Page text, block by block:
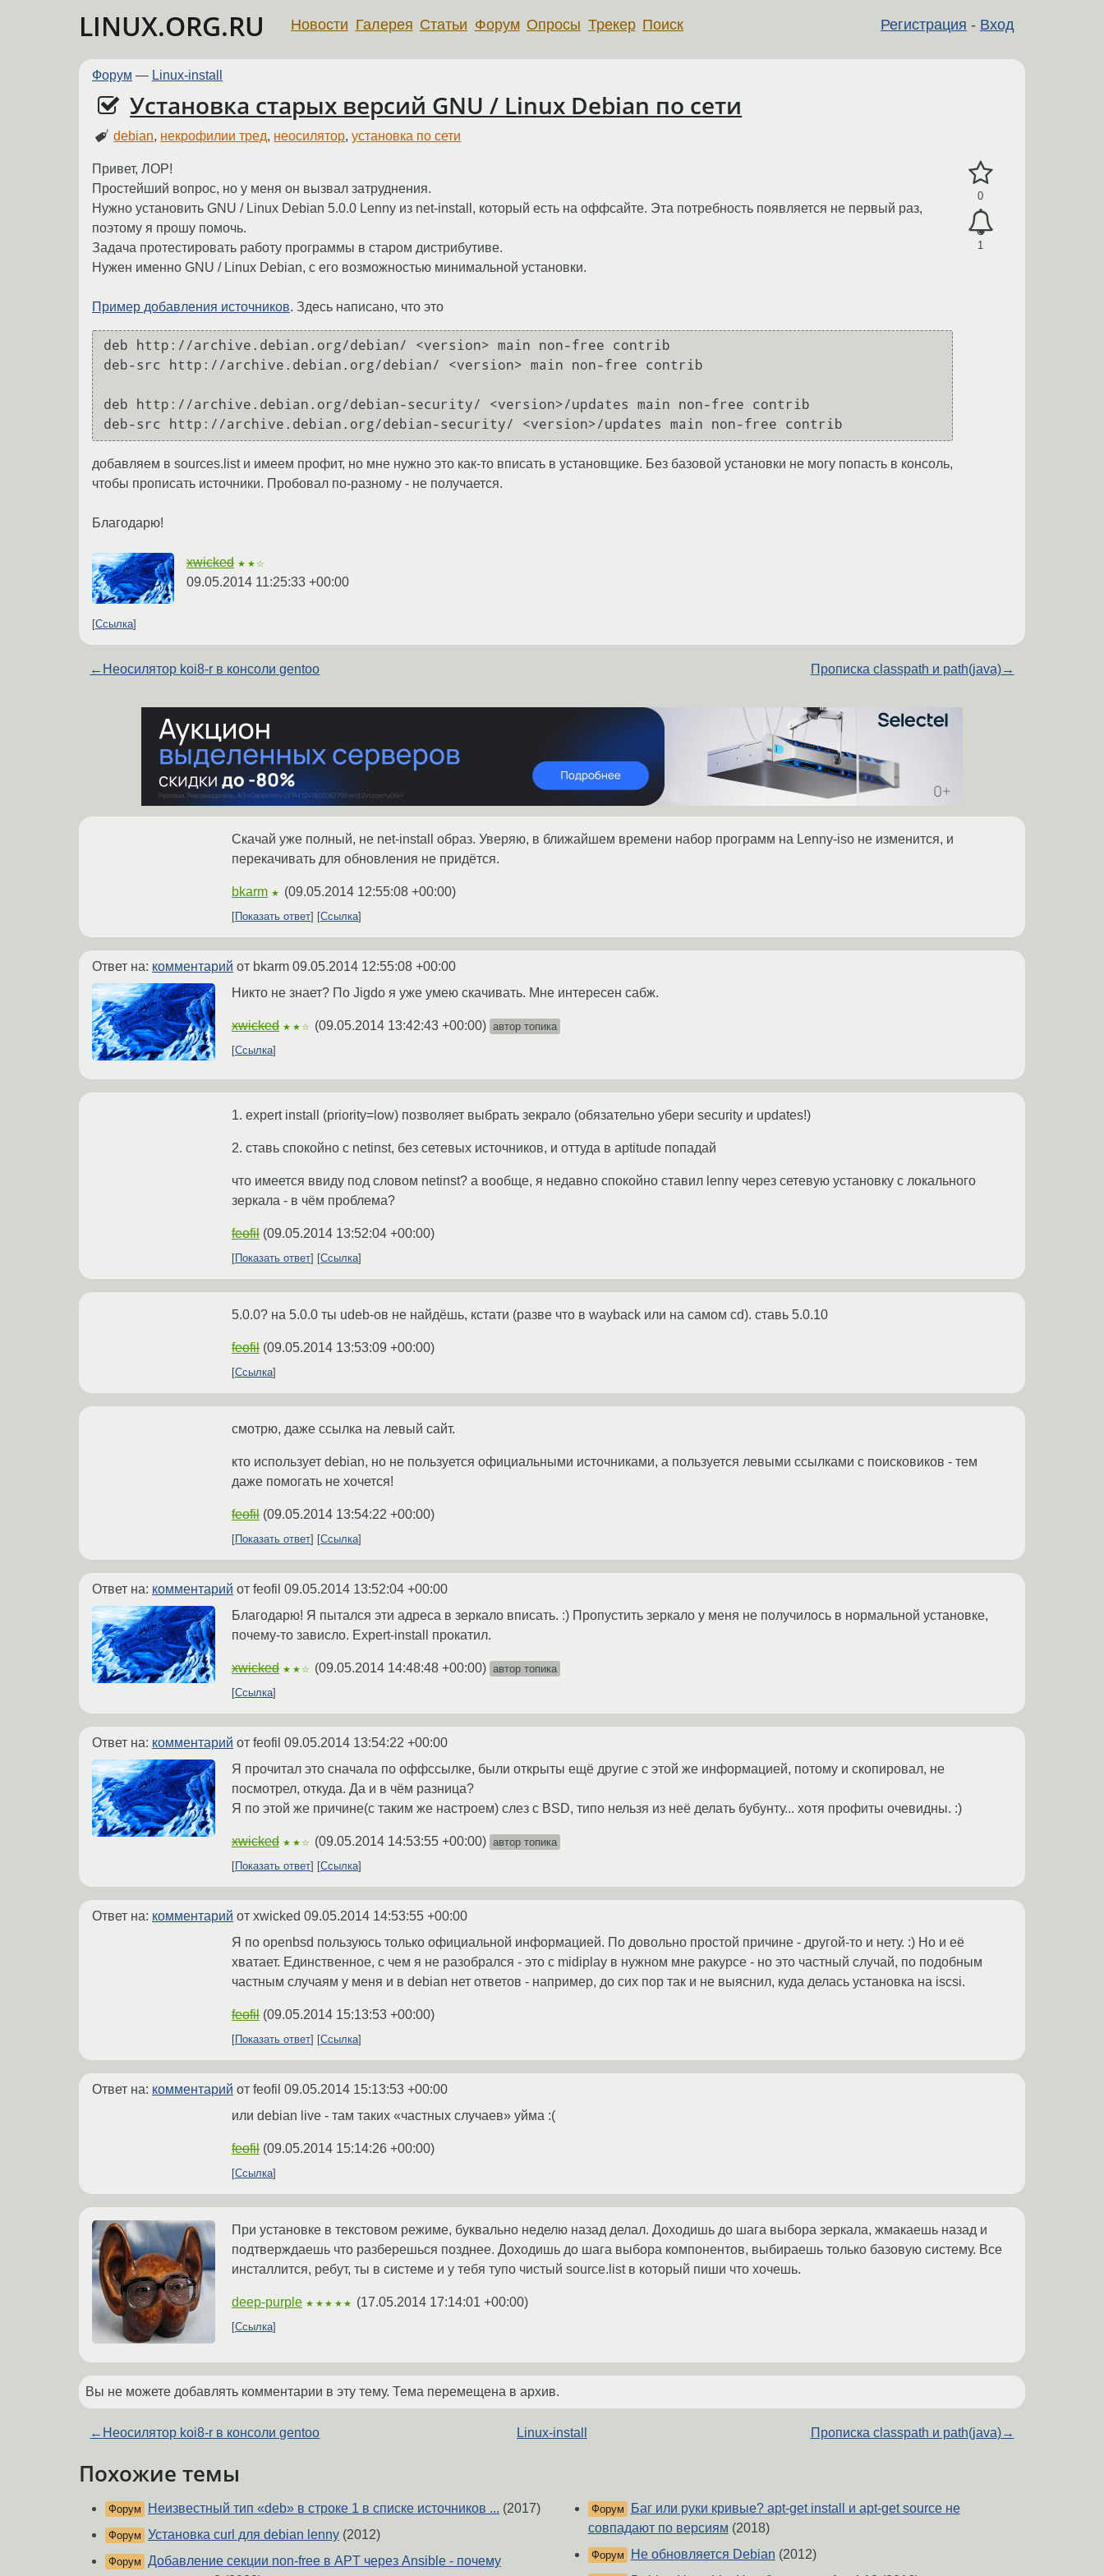
LINUX.ORG.RU Регистрация - Вход
Новости Галерея Статьи Форум Опросы Трекер Поиск
Форум — Linux-install
Установка старых версий GNU / Linux Debian по сети
debian, некрофилии тред, неосилятор,установка по сети
0
1
Привет, ЛОР!
Простейший вопрос, но у меня он вызвал затруднения.
Нужно установить GNU / Linux Debian 5.0.0 Lenny из net-install, который есть на оффсайте. Эта потребность появляется не первый раз,
поэтому я прошу помочь.
Задача протестировать работу программы в старом дистрибутиве.
Нужен именно GNU / Linux Debian, с его возможностью минимальной установки.
Пример добавления источников. Здесь написано, что это
deb http://archive.debian.org/debian/ <version> main non-free contrib
deb-src http://archive.debian.org/debian/ <version> main non-free contrib
deb http://archive.debian.org/debian-security/ <version>/updates main non-free contrib
deb-src http://archive.debian.org/debian-security/ <version>/updates main non-free contrib
добавляем в sources.list и имеем профит, но мне нужно это как-то вписать в установщике. Без базовой установки не могу попасть в консоль,
чтобы прописать источники. Пробовал по-разному - не получается.
Благодарю!
xwicked ★★☆
09.05.2014 11:25:33 +00:00
Ссылка
← Неосилятор koi8-r в консоли gentoo Прописка classpath и path(java)→
Скачай уже полный, не net-install образ. Уверяю, в ближайшем времени набор программ на Lenny-iso не изменится, и
перекачивать для обновления не придётся.
bkarm ★ (09.05.2014 12:55:08 +00:00)
Показать ответ Ссылка
Ответ на: комментарий от bkarm 09.05.2014 12:55:08 +00:00
Никто не знает? По Jigdo я уже умею скачивать. Мне интересен сабж.
xwicked ★★☆ (09.05.2014 13:42:43 +00:00) автор топика
Ссылка
1. expert install (priority=low) позволяет выбрать зекрало (обязательно убери security и updates!)
2. ставь спокойно с netinst, без сетевых источников, и оттуда в aptitude попадай
что имеется ввиду под словом netinst? а вообще, я недавно спокойно ставил lenny через сетевую установку с локального
зеркала - в чём проблема?
feofil (09.05.2014 13:52:04 +00:00)
Показать ответ Ссылка
5.0.0? на 5.0.0 ты udeb-ов не найдёшь, кстати (разве что в wayback или на самом cd). ставь 5.0.10
feofil (09.05.2014 13:53:09 +00:00)
Ссылка
смотрю, даже ссылка на левый сайт.
кто использует debian, но не пользуется официальными источниками, а пользуется левыми ссылками с поисковиков - тем
даже помогать не хочется!
feofil (09.05.2014 13:54:22 +00:00)
Показать ответ Ссылка
Ответ на: комментарий от feofil 09.05.2014 13:52:04 +00:00
Благодарю! Я пытался эти адреса в зеркало вписать. :) Пропустить зеркало у меня не получилось в нормальной установке,
почему-то зависло. Expert-install прокатил.
xwicked ★★☆ (09.05.2014 14:48:48 +00:00) автор топика
Ссылка
Ответ на: комментарий от feofil 09.05.2014 13:54:22 +00:00
Я прочитал это сначала по оффссылке, были открыты ещё другие с этой же информацией, потому и скопировал, не
посмотрел, откуда. Да и в чём разница?
Я по этой же причине(с таким же настроем) слез с BSD, типо нельзя из неё делать бубунту... хотя профиты очевидны. :)
xwicked ★★☆ (09.05.2014 14:53:55 +00:00) автор топика
Показать ответ
Ссылка
Ответ на: комментарий от xwicked 09.05.2014 14:53:55 +00:00
Я по openbsd пользуюсь только официальной информацией. По довольно простой причине - другой-то и нету. :) Но и её
хватает. Единственное, с чем я не разобрался - это с midiplay в нужном мне ракурсе - но это частный случай, по подобным
частным случаям у меня и в debian нет ответов - например, до сих пор так и не выяснил, куда делась установка на iscsi.
feofil (09.05.2014 15:13:53 +00:00)
Показать ответ Ссылка
Ответ на: комментарий от feofil 09.05.2014 15:13:53 +00:00
или debian live - там таких «частных случаев» уйма :(
feofil (09.05.2014 15:14:26 +00:00)
Ссылка
При установке в текстовом режиме, буквально неделю назад делал. Доходишь до шага выбора зеркала, жмакаешь назад и
подтверждаешь что разберешься позднее. Доходишь до шага выбора компонентов, выбираешь только базовую систему. Все
инсталлится, ребут, ты в системе и у тебя тупо чистый source.list в который пиши что хочешь.
deep-purple ★★★★★ (17.05.2014 17:14:01 +00:00)
Ссылка
Вы не можете добавлять комментарии в эту тему. Тема перемещена в архив.
← Неосилятор koi8-r в консоли gentoo Linux-install Прописка classpath и path(java)→
Похожие темы
Форум Неизвестный тип «deb» в строке 1 в списке источников ... (2017)
Форум Установка curl для debian lenny (2012)
Форум Добавление секции non-free в APT через Ansible - почему
Форум
Баг или руки кривые? apt-get install и apt-get source не
совпадают по версиям (2018)
Форум Не обновляется Debian (2012)